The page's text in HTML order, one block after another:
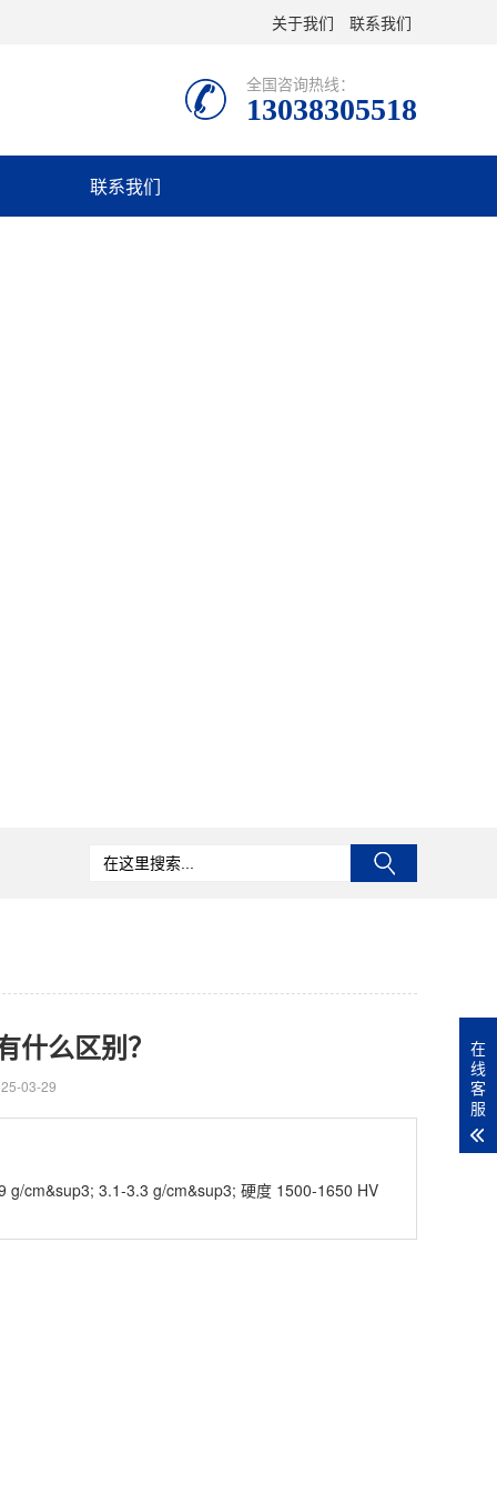
关于我们 联系我们
全国咨询热线：
13038305518
联系我们
什么区别？
03-29
g/cm&sup3; 3.1-3.3 g/cm&sup3; ​硬度 1500-1650 HV
在
线
客
服